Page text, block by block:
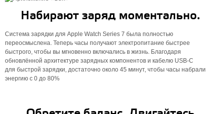
Набирают заряд моментально.
Система зарядки для Apple Watch Series 7 была полностью
переосмыслена. Теперь часы получают электропитание быстрее
быстрого, чтобы вы мгновенно включались в жизнь. Благодаря
обновлённой архитектуре зарядных компонентов и кабелю USB-C
для быстрой зарядки, достаточно около 45 минут, чтобы часы набрали
энергию с 0 до 80%